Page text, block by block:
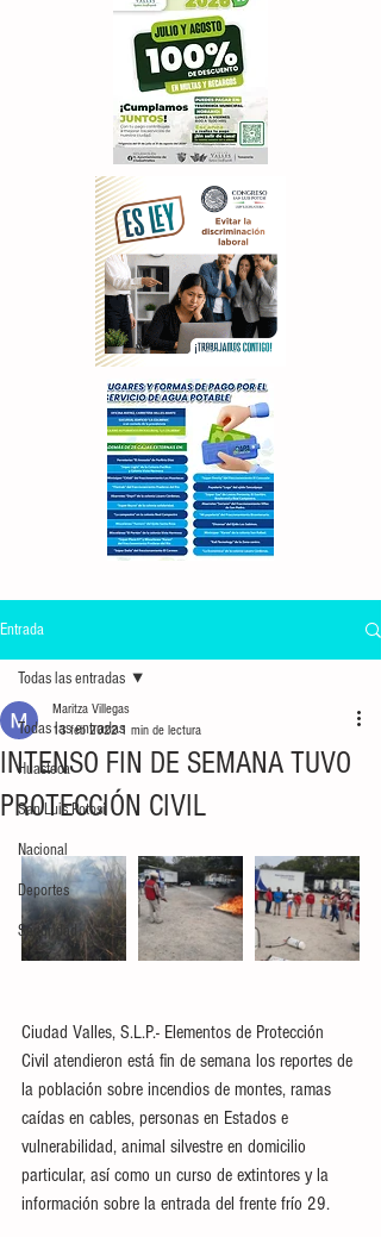
Entrada
Todas las entradas
Huasteca
San Luis Potosí
Nacional
Deportes
Seguridad
Todas las entradas
INTENSO FIN DE SEMANA TUVO
PROTECCIÓN CIVIL
Maritza Villegas
13 feb 20221 min de lectura
Ciudad Valles, S.L.P.- Elementos de Protección
Civil atendieron está fin de semana los reportes de
la población sobre incendios de montes, ramas
caídas en cables, personas en Estados e
vulnerabilidad, animal silvestre en domicilio
particular, así como un curso de extintores y la
información sobre la entrada del frente frío 29.